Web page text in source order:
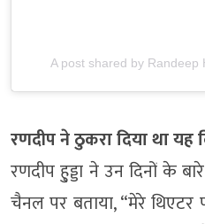
A post shared by Randeep
रणदीप ने ठुकरा दिया था यह
रणदीप हु्ड्डा ने उन दिनों के
चैनल पर बताया, “मेरे थिएटर